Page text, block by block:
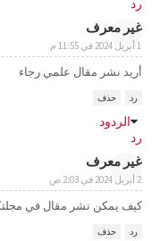
رد
غير معرف
1 أبريل 2024 في 11:55 م
أريد نشر مقال علمي رجاء
رد حذف
الردود
رد
غير معرف
2 أبريل 2024 في 2:03 ص
كيف يمكن نشر مقال في
رد حذف